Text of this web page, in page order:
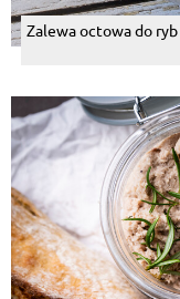
Zalewa octowa do